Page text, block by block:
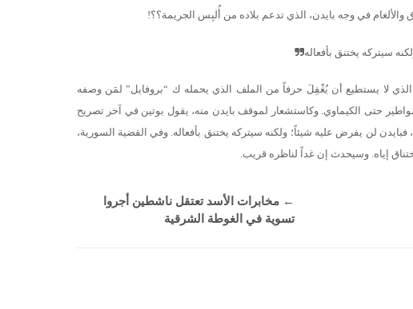
في وجه بايدن، الذي تدعم بلاده من أُلبِس الجريمة؟؟!
سيتركه يختنق بأفعاله
لا يستطيع أن يُغْفِلَ حرفاً من الملف الذي يحمله ك “بروفايل” لمَن وصفه
حتى الكيماوي. وكاستشعار لموقف بايدن منه، يقول بوتين في آخر تصريح
فبايدن لن يفرض عليه شيئاً؛ ولكنه سيتركه يختنق بأفعاله. وفي القضية السورية،
إياه. وسيحدث إن غداً لناظره قريب.
← مخابرات الأسد تعتقل ناشطين أجروا
تسوية في الغوطة الشرقية